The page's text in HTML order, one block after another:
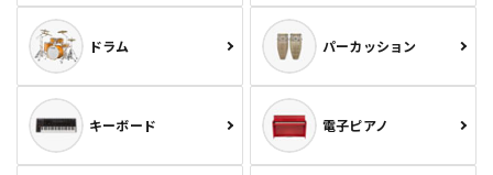
ドラム パーカッション
キーボード 電子ピアノ